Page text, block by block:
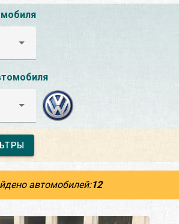
автомобилей:12